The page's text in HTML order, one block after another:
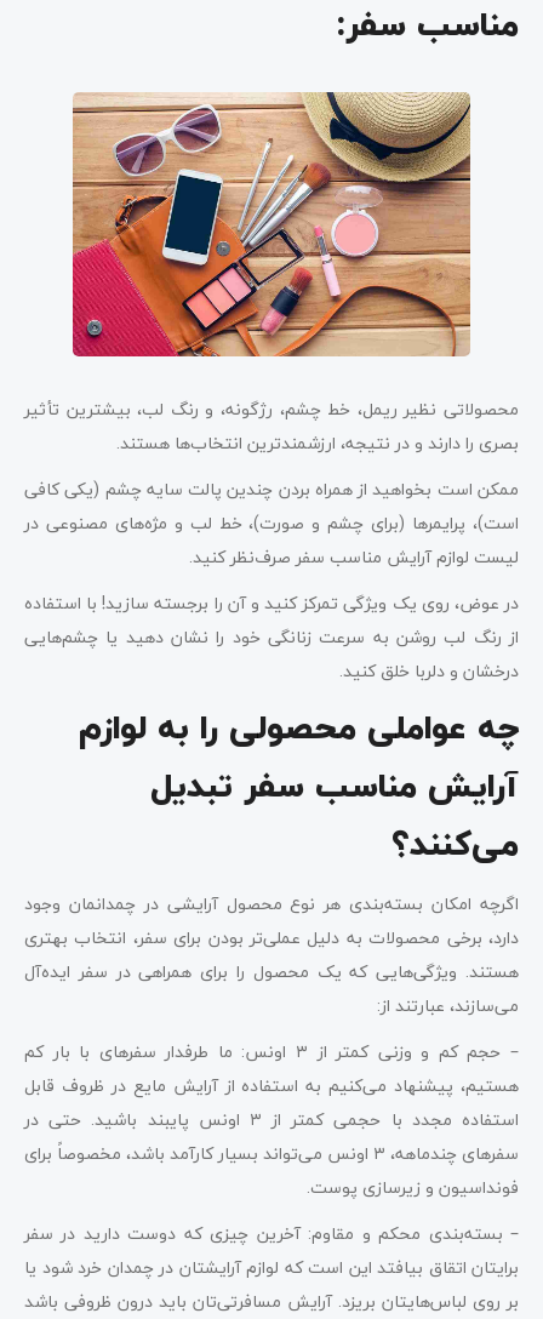
مناسب سفر:
محصولاتی نظیر ریمل، خط چشم، رژگونه، و رنگ لب، بیشترین تأثیر
بصری را دارند و در نتیجه، ارزشمندترین انتخاب‌ها هستند.
ممکن است بخواهید از همراه بردن چندین پالت سایه چشم (یکی کافی
است)، پرایمرها (برای چشم و صورت)، خط لب و مژه‌های مصنوعی در
لیست لوازم آرایش مناسب سفر صرف‌نظر کنید.
در عوض، روی یک ویژگی تمرکز کنید و آن را برجسته سازید! با استفاده
از رنگ لب روشن به سرعت زنانگی خود را نشان دهید یا چشم‌هایی
درخشان و دلربا خلق کنید.
چه عواملی محصولی را به لوازم
آرایش مناسب سفر تبدیل
می‌کنند؟
اگرچه امکان بسته‌بندی هر نوع محصول آرایشی در چمدانمان وجود
دارد، برخی محصولات به دلیل عملی‌تر بودن برای سفر، انتخاب بهتری
هستند. ویژگی‌هایی که یک محصول را برای همراهی در سفر ایده‌آل
می‌سازند، عبارتند از:
– حجم کم و وزنی کمتر از ۳ اونس: ما طرفدار سفرهای با بار کم
هستیم، پیشنهاد می‌کنیم به استفاده از آرایش مایع در ظروف قابل
استفاده مجدد با حجمی کمتر از ۳ اونس پایبند باشید. حتی در
سفرهای چندماهه، ۳ اونس می‌تواند بسیار کارآمد باشد، مخصوصاً برای
فونداسیون و زیرسازی پوست.
– بسته‌بندی محکم و مقاوم: آخرین چیزی که دوست دارید در سفر
برایتان اتقاق بیافتد این است که لوازم آرایشتان در چمدان خرد شود یا
بر روی لباس‌هایتان بریزد. آرایش مسافرتی‌تان باید درون ظروفی باشد